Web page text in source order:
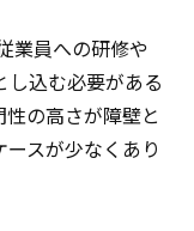
業員への研修や
込む必要がある
の高さが障壁と
スが少なくあり